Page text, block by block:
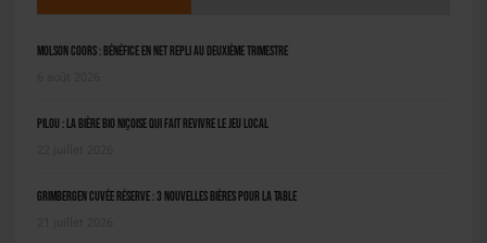
Molson Coors : bénéfice en net repli au deuxième trimestre
Pilou : la bière bio niçoise qui fait revivre le jeu local
Grimbergen Cuvée Réserve : 3 nouvelles bières pour la table